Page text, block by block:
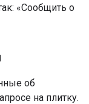
«Сообщить о
об
на плитку.